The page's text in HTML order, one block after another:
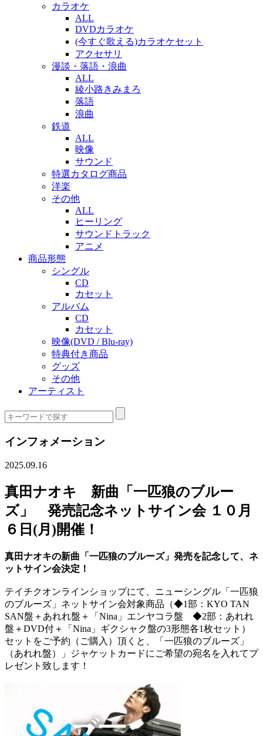
カラオケ
ALL
DVDカラオケ
(今すぐ歌える)カラオケセット
アクセサリ
漫談・落語・浪曲
ALL
綾小路きみまろ
落語
浪曲
鉄道
ALL
映像
サウンド
特選カタログ商品
洋楽
その他
ALL
ヒーリング
サウンドトラック
アニメ
商品形態
シングル
CD
カセット
アルバム
CD
カセット
映像(DVD / Blu-ray)
特典付き商品
グッズ
その他
アーティスト
インフォメーション
2025.09.16
真田ナオキ 新曲「一匹狼のブルー
ズ」 発売記念ネットサイン会 １０月
６日(月)開催！
真田ナオキの新曲「一匹狼のブルーズ」発売を記念して、ネ
ットサイン会決定！
テイチクオンラインショップにて、ニューシングル「一匹狼
のブルーズ」ネットサイン会対象商品（◆1部：KYO TAN
SAN盤＋あれれ盤＋「Nina」エンヤコラ盤 ◆2部：あれれ
盤＋DVD付＋「Nina」ギクシャク盤の3形態各1枚セット）
セットをご予約（ご購入）頂くと、「一匹狼のブルーズ」
（あれれ盤）」ジャケットカードにご希望の宛名を入れてプ
レゼント致します！